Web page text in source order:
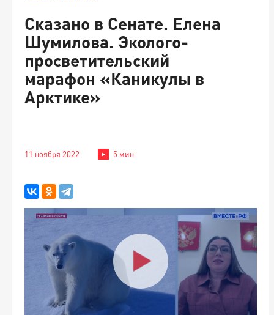
Сказано в Сенате. Елена
Шумилова. Эколого-
просветительский
марафон «Каникулы в
Арктике»
11 ноября 2022 5 мин.